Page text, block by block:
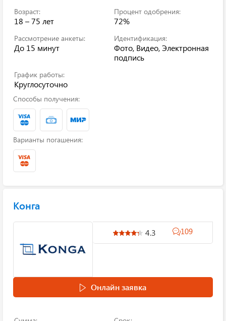
Возраст:
18 – 75 лет
Процент одобрения:
72%
Рассмотрение анкеты:
До 15 минут
Идентификация:
Фото, Видео, Электронная
подпись
График работы:
Круглосуточно
Способы получения:
Варианты погашения:
Конга
4.3 109
Онлайн заявка